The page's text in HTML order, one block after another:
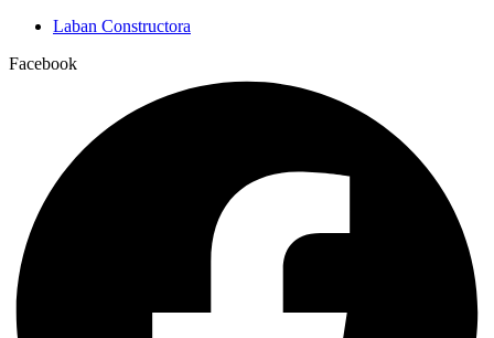
Laban Constructora
Facebook